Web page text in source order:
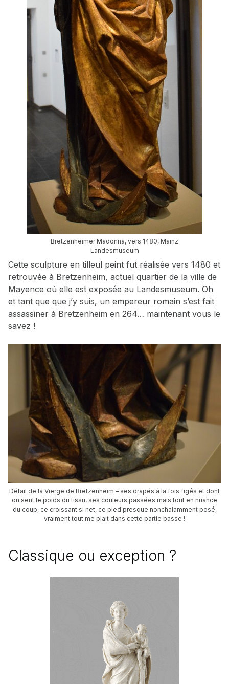
Bretzenheimer Madonna, vers 1480, Mainz
Landesmuseum
Cette sculpture en tilleul peint fut réalisée vers 1480 et
retrouvée à Bretzenheim, actuel quartier de la ville de
Mayence où elle est exposée au Landesmuseum. Oh
et tant que que j’y suis, un empereur romain s’est fait
assassiner à Bretzenheim en 264… maintenant vous le
savez !
Détail de la Vierge de Bretzenheim – ses drapés à la fois figés et dont
on sent le poids du tissu, ses couleurs passées mais tout en nuance
du coup, ce croissant si net, ce pied presque nonchalamment posé,
vraiment tout me plait dans cette partie basse !
Classique ou exception ?